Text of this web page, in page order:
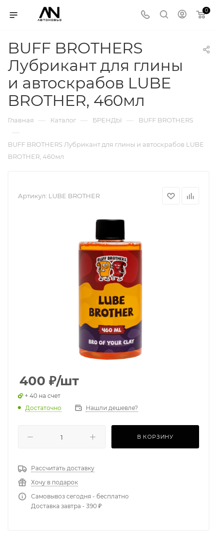
0
BUFF BROTHERS
Лубрикант для глины
и автоскрабов LUBE
BROTHER, 460мл
Главная — Каталог — БРЕНДЫ — BUFF BROTHERS
—
BUFF BROTHERS Лубрикант для глины и автоскрабов LUBE
BROTHER, 460мл
Артикул: LUBE BROTHER
400 ₽/шт
+ 40 на счет
Достаточно
Нашли дешевле?
В КОРЗИНУ
Рассчитать доставку
Хочу в подарок
Самовывоз сегодня - бесплатно
Доставка завтра - 390 ₽